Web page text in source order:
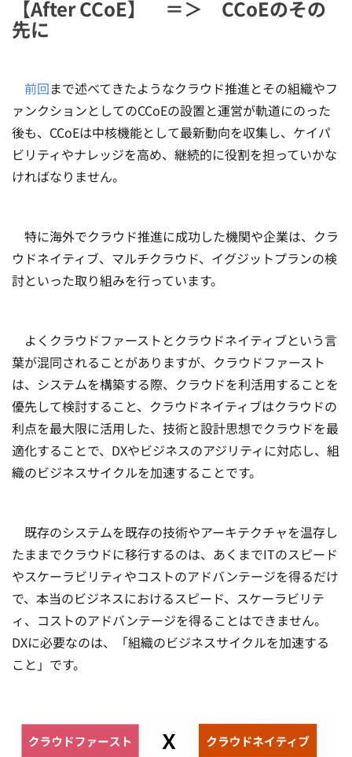
【After CCoE】 ＝＞ CCoEのその
先に
前回まで述べてきたようなクラウド推進とその組織やフ
ァンクションとしてのCCoEの設置と運営が軌道にのった
後も、CCoEは中核機能として最新動向を収集し、ケイパ
ビリティやナレッジを高め、継続的に役割を担っていかな
ければなりません。
特に海外でクラウド推進に成功した機関や企業は、クラ
ウドネイティブ、マルチクラウド、イグジットプランの検
討といった取り組みを行っています。
よくクラウドファーストとクラウドネイティブという言
葉が混同されることがありますが、クラウドファースト
は、システムを構築する際、クラウドを利活用することを
優先して検討すること、クラウドネイティブはクラウドの
利点を最大限に活用した、技術と設計思想でクラウドを最
適化することで、DXやビジネスのアジリティに対応し、組
織のビジネスサイクルを加速することです。
既存のシステムを既存の技術やアーキテクチャを温存し
たままでクラウドに移行するのは、あくまでITのスピード
やスケーラビリティやコストのアドバンテージを得るだけ
で、本当のビジネスにおけるスピード、スケーラビリテ
ィ、コストのアドバンテージを得ることはできません。
DXに必要なのは、「組織のビジネスサイクルを加速する
こと」です。